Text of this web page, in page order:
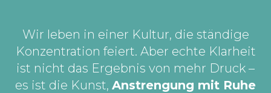
Wir leben in einer Kultur, die ständige
Konzentration feiert. Aber echte Klarheit
ist nicht das Ergebnis von mehr Druck –
es ist die Kunst, Anstrengung mit Ruhe